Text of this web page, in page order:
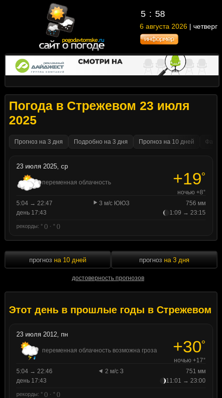
5 58
6 августа 2026 | четверг
Погода в Стрежевом 23 июля
2025
Прогноз на 3 дня Подробно на 3 дня Прогноз на 10 дней
23 июля 2025, ср
переменная облачность +19°
ночью +8°
5:04 → 22:47
3 м/с ЮЮЗ
756 мм
день 17:43
1:09 → 23:15
рекорды: ° () · ° ()
прогноз на 10 дней
достоверность прогнозов
прогноз на 3 дня
Этот день в прошлые годы в Стрежевом
23 июля 2012, пн
переменная облачность возможна гроза +30°
ночью +17°
5:04 → 22:46
2 м/с З
751 мм
день 17:43
11:01 → 23:00
рекорды: ° () · ° ()